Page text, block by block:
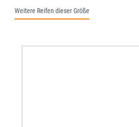
Weitere Reifen dieser Größe